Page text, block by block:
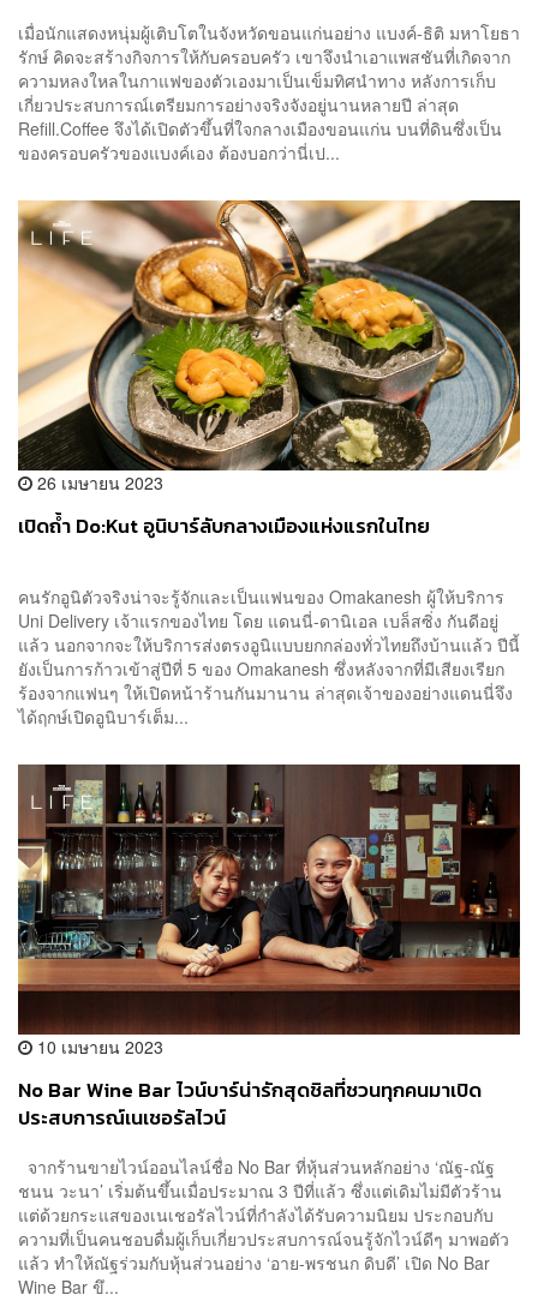
เมื่อนักแสดงหนุ่มผู้เติบโตในจังหวัดขอนแก่นอย่าง แบงค์-ธิติ มหาโยธา
รักษ์ คิดจะสร้างกิจการให้กับครอบครัว เขาจึงนำเอาแพสชันที่เกิดจาก
ความหลงใหลในกาแฟของตัวเองมาเป็นเข็มทิศนำทาง หลังการเก็บ
เกี่ยวประสบการณ์เตรียมการอย่างจริงจังอยู่นานหลายปี ล่าสุด
Refill.Coffee จึงได้เปิดตัวขึ้นที่ใจกลางเมืองขอนแก่น บนที่ดินซึ่งเป็น
ของครอบครัวของแบงค์เอง ต้องบอกว่านี่เป...
26 เมษายน 2023
เปิดถ้ำ Do:Kut อูนิบาร์ลับกลางเมืองแห่งแรกในไทย
คนรักอูนิตัวจริงน่าจะรู้จักและเป็นแฟนของ Omakanesh ผู้ให้บริการ
Uni Delivery เจ้าแรกของไทย โดย แดนนี่-ดานิเอล เบล็สซิ่ง กันดีอยู่
แล้ว นอกจากจะให้บริการส่งตรงอูนิแบบยกกล่องทั่วไทยถึงบ้านแล้ว ปีนี้
ยังเป็นการก้าวเข้าสู่ปีที่ 5 ของ Omakanesh ซึ่งหลังจากที่มีเสียงเรียก
ร้องจากแฟนๆ ให้เปิดหน้าร้านกันมานาน ล่าสุดเจ้าของอย่างแดนนี่จึง
ได้ฤกษ์เปิดอูนิบาร์เต็ม...
10 เมษายน 2023
No Bar Wine Bar ไวน์บาร์น่ารักสุดชิลที่ชวนทุกคนมาเปิด
ประสบการณ์เนเชอรัลไวน์
จากร้านขายไวน์ออนไลน์ชื่อ No Bar ที่หุ้นส่วนหลักอย่าง ‘ณัฐ-ณัฐ
ชนน วะนา’ เริ่มต้นขึ้นเมื่อประมาณ 3 ปีที่แล้ว ซึ่งแต่เดิมไม่มีตัวร้าน
แต่ด้วยกระแสของเนเชอรัลไวน์ที่กำลังได้รับความนิยม ประกอบกับ
ความที่เป็นคนชอบดื่มผู้เก็บเกี่ยวประสบการณ์จนรู้จักไวน์ดีๆ มาพอตัว
แล้ว ทำให้ณัฐร่วมกับหุ้นส่วนอย่าง ‘อาย-พรชนก ดิบดี’ เปิด No Bar
Wine Bar ขึ...